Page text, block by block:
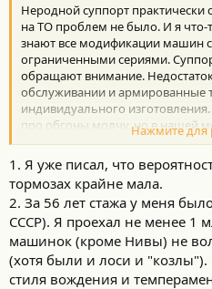
Неродной суппорт
на ТО проблем не было. И я что-
знают все модификации машин
ограниченными сериями.
обращают внимание.
обслуживании и армированные
индивидуального
про обгоны молчу, но в нашей
темное время на дорогу.
минимизировать последствия
находящихся внутри авто.
сейчас эксплуатирую 3 шт
Тойоты, хотя я их не люблю
,
тормоза из всех авто и на трассе
неприемлемо плохие. У меня
Нажмите для
1. Я уже писал, что
тормозах крайне мала.
2. За 56 лет стажа у меня
СССР). Я проехал не менее 1
машинок (кроме Нивы) не
(хотя были и лоси и "козлы").
стиля вождения и